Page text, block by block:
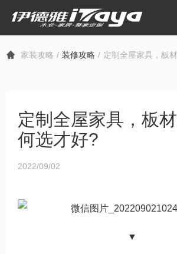
家装攻略 装修攻略 定制全屋家具，板
定制全屋家具，板
何选才好?
2022/09/02
▼